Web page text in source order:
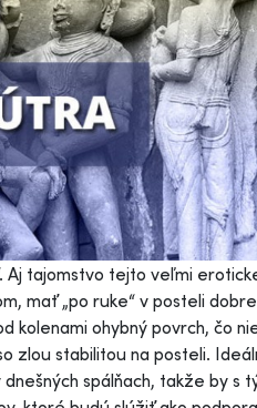
Aj tajomstvo tejto veľmi
mať „po ruke“ v posteli
ohybný povrch, čo
zlou stabilitou na posteli.
spálňach, takže by s